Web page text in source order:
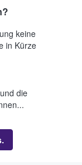
keine
in Kürze
die